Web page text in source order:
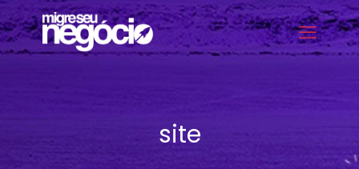
site